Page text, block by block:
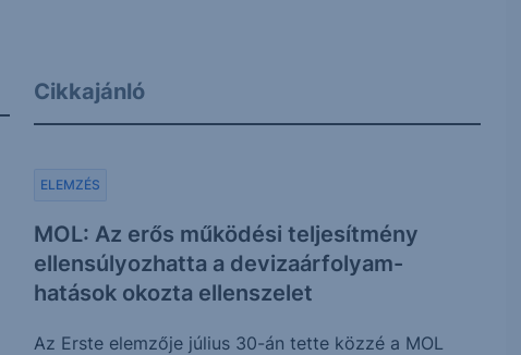
Cikkajánló
MOL: Az erős működési teljesítmény
ellensúlyozhatta a devizaárfolyam-
hatások okozta ellenszelet
ELEMZÉS
Az Erste elemzője július 30-án tette közzé a MOL